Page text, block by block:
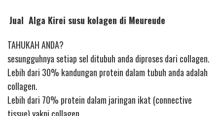
Jual Alga Kirei susu kolagen di Meureude
TAHUKAH ANDA?
sesungguhnya setiap sel ditubuh anda diproses dari collagen.
Lebih dari 30% kandungan protein dalam tubuh anda adalah
collagen.
Lebih dari 70% protein dalam jaringan ikat (connective